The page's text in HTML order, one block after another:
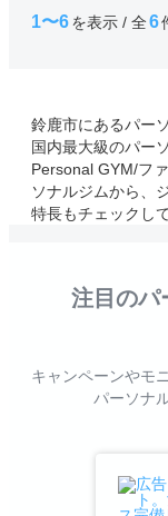
1〜6を表示 / 全6
鈴鹿市にあるパー
国内最大級のパー
Personal GYM/フ
ソナルジムから、
特長もチェックし
注目のパ
キャンペーンやモ
パーソナ